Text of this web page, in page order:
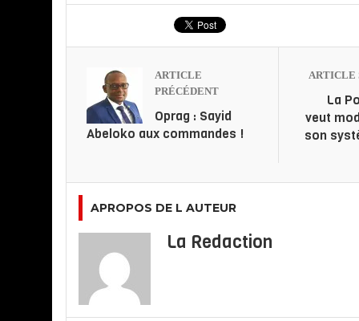
ARTICLE
PRÉCÉDENT
Oprag : Sayid
Abeloko aux commandes !
ARTICLE
La
veut
son
APROPOS DE L AUTEUR
La Redaction